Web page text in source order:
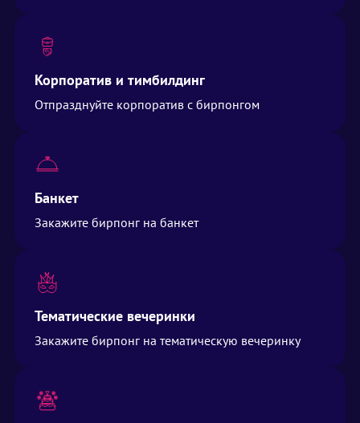
Корпоратив и тимбилдинг
Отпразднуйте корпоратив с бирпонгом
Банкет
Закажите бирпонг на банкет
Тематические вечеринки
Закажите бирпонг на тематическую вечеринку